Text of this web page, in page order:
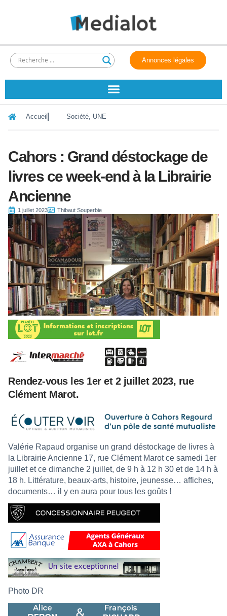
Annonces légales
Accueil Société, UNE
Cahors : Grand déstockage de
livres ce week-end à la Librairie
Ancienne
1 juillet 2023 Thibaut Souperbie
Rendez-vous les 1er et 2 juillet 2023, rue
Clément Marot.
Valérie Rapaud organise un grand déstockage de livres à
la Librairie Ancienne 17, rue Clément Marot ce samedi 1er
juillet et ce dimanche 2 juillet, de 9 h à 12 h 30 et de 14 h à
18 h. Littérature, beaux-arts, histoire, jeunesse… affiches,
documents… il y en aura pour tous les goûts !
Photo DR